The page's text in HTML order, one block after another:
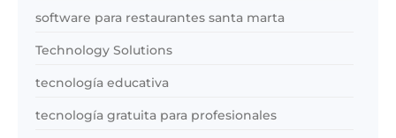
software para restaurantes santa marta
Technology Solutions
tecnología educativa
tecnología gratuita para profesionales